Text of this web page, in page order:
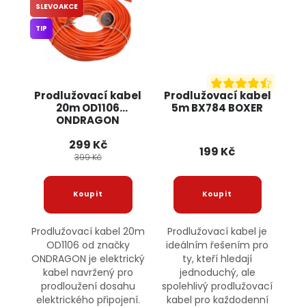
Prodlužovací kabel
20m OD1106
ONDRAGON
SLEVOAKCE
TIP
299 Kč
399 Kč
Prodlužovací kabel 20m
OD1106 od značky
ONDRAGON je elektrický
kabel navržený pro
prodloužení dosahu
elektrického připojení.
Prodlužovací kabel
5m BX784 BOXER
199 Kč
Prodlužovací kabel je
ideálním řešením pro
ty, kteří hledají
jednoduchý, ale
spolehlivý prodlužovací
kabel pro každodenní